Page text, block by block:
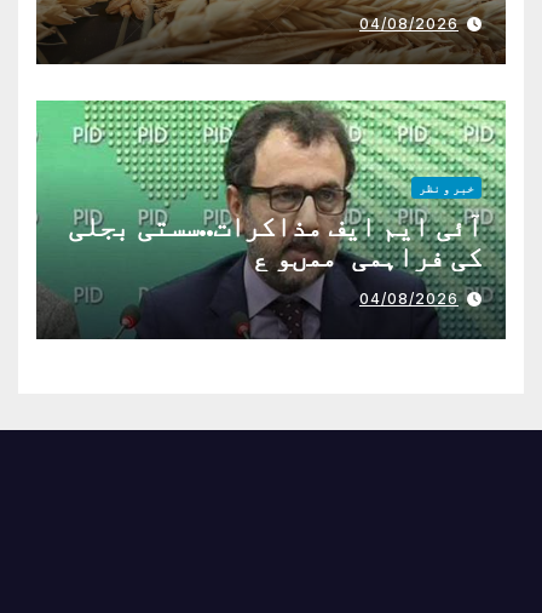
04/08/2026
خبر و نظر
آئی ایم ایف مذاکرات..سستی بجلی
کی فراہمی ممںو ع
04/08/2026